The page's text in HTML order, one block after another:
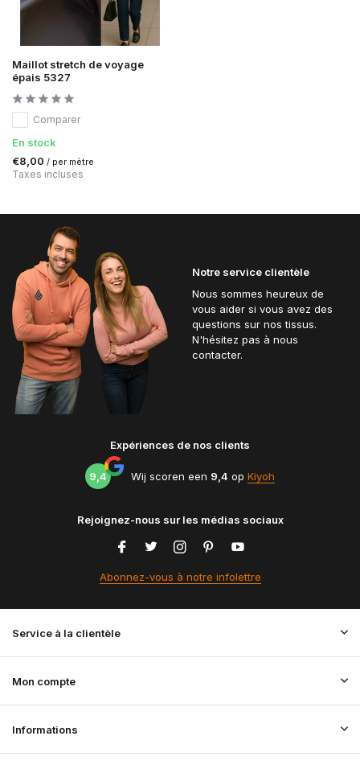
Maillot stretch de voyage
épais 5327
Comparer
En stock
€8,00 / per mètre
Taxes incluses
Notre service clientèle
Nous sommes heureux de
vous aider si vous avez des
questions sur nos tissus.
N'hésitez pas à nous
contacter.
Expériences de nos clients
9,4 Wij scoren een 9,4 op Kiyoh
Rejoignez-nous sur les médias sociaux
Abonnez-vous à notre infolettre
Service à la clientèle
Mon compte
Informations